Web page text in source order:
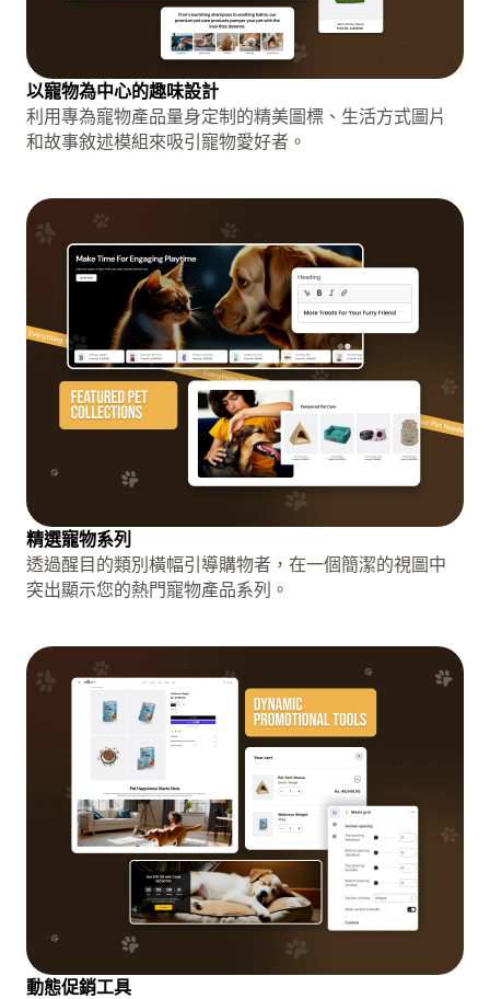
以寵物為中心的趣味設計
利用專為寵物產品量身定制的精美圖標、生活方式圖片
和故事敘述模組來吸引寵物愛好者。
精選寵物系列
透過醒目的類別橫幅引導購物者，在一個簡潔的視圖中
突出顯示您的熱門寵物產品系列。
動態促銷工具